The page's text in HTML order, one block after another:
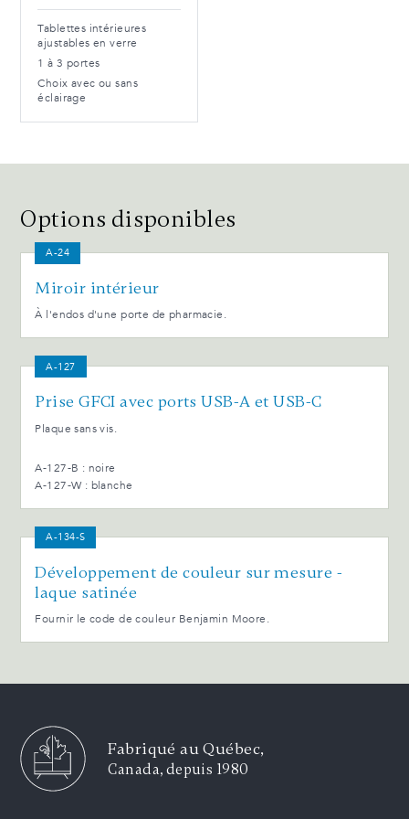
Tablettes intérieures
ajustables en verre
1 à 3 portes
Choix avec ou sans
éclairage
Options disponibles
A-24
Miroir intérieur
À l'endos d'une porte de pharmacie.
A-127
Prise GFCI avec ports USB-A et USB-C
Plaque sans vis.
A-127-B : noire
A-127-W : blanche
A-134-S
Développement de couleur sur mesure -
laque satinée
Fournir le code de couleur Benjamin Moore.
Fabriqué au Québec,
Canada, depuis 1980